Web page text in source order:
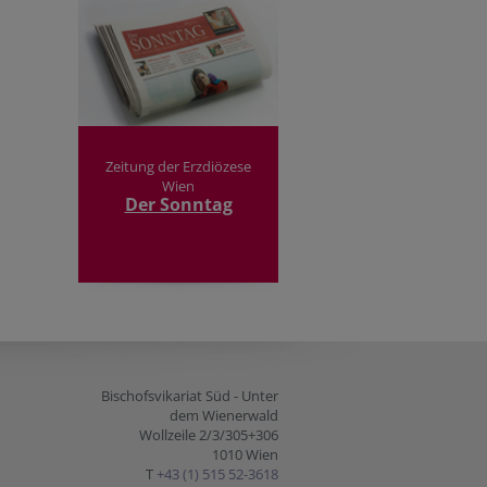
Zeitung der Erzdiözese
Wien
Der Sonntag
Bischofsvikariat Süd - Unter
dem Wienerwald
Wollzeile 2/3/305+306
1010 Wien
T +43 (1) 515 52-3618